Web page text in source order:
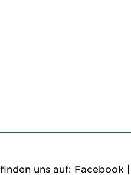
uns auf: Facebook |